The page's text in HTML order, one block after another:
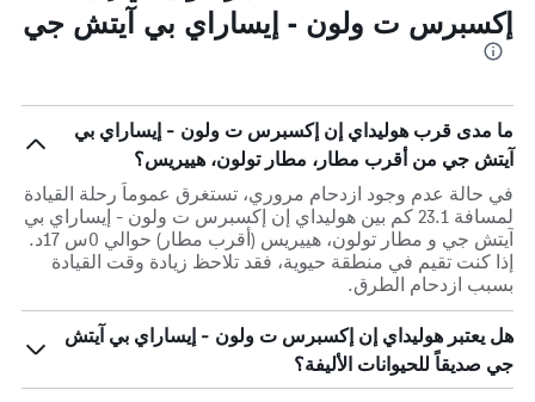
إكسبرس ت ولون - إيساراي بي آيتش جي
ما مدى قرب هوليداي إن إكسبرس ت ولون - إيساراي بي
آيتش جي من أقرب مطار، مطار تولون، هييريس؟
في حالة عدم وجود ازدحام مروري، تستغرق عموماً رحلة القيادة
لمسافة 23.1 كم بين هوليداي إن إكسبرس ت ولون - إيساراي بي
آيتش جي و مطار تولون، هييريس (أقرب مطار) حوالي 0س 17د.
إذا كنت تقيم في منطقة حيوية، فقد تلاحظ زيادة وقت القيادة
بسبب ازدحام الطرق.
هل يعتبر هوليداي إن إكسبرس ت ولون - إيساراي بي آيتش
جي صديقاً للحيوانات الأليفة؟